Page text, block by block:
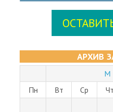
АРХИВ
М
Пн
Вт Ср Чт